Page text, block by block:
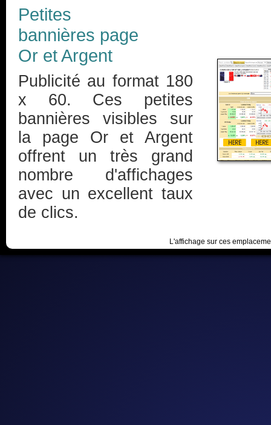
Petites
bannières page
Or et Argent
Publicité au format 180
x 60. Ces petites
bannières visibles sur
la page Or et Argent
offrent un très grand
nombre d'affichages
avec un excellent taux
de clics.
L'affichage sur ces